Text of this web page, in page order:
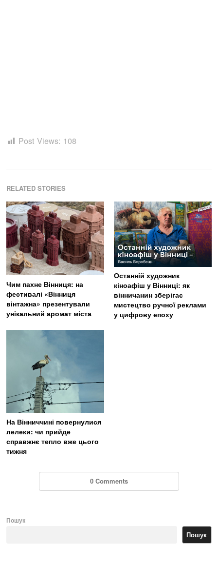
Post Views: 108
RELATED STORIES
Чим пахне Вінниця: на
фестивалі «Вінниця
вінтажна» презентували
унікальний аромат міста
Останній художник
кіноафіш у Вінниці: як
вінничанин зберігає
мистецтво ручної реклами
у цифрову епоху
На Вінниччині повернулися
лелеки: чи прийде
справжнє тепло вже цього
тижня
0 Comments
Пошук
Пошук